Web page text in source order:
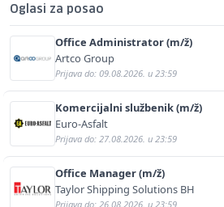
Oglasi za posao
Office Administrator (m/ž)
Artco Group
Prijava do: 09.08.2026. u 23:59
Komercijalni službenik (m/ž)
Euro-Asfalt
Prijava do: 27.08.2026. u 23:59
Office Manager (m/ž)
Taylor Shipping Solutions BH
Prijava do: 26.08.2026. u 23:59